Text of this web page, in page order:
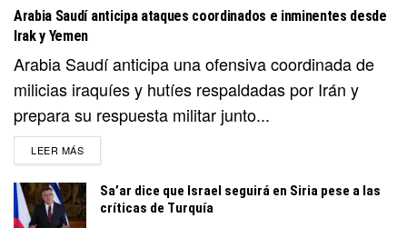
Arabia Saudí anticipa ataques coordinados e inminentes desde
Irak y Yemen
Arabia Saudí anticipa una ofensiva coordinada de
milicias iraquíes y hutíes respaldadas por Irán y
prepara su respuesta militar junto...
LEER MÁSDETAILS
Sa’ar dice que Israel seguirá en Siria pese a las
críticas de Turquía